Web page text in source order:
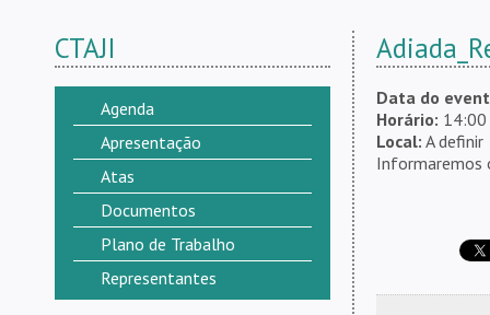
CTAJI
Agenda
Apresentação
Atas
Documentos
Plano de Trabalho
Representantes
Data do
Horário: 14:00
Local: A definir
Informaremos